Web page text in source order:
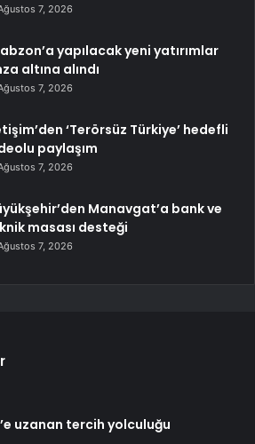
7, 2026
yapılacak yeni yatırımlar
altına alındı
7, 2026
‘Terörsüz Türkiye’ hedefli
paylaşım
7, 2026
Manavgat’a bank ve
masası desteği
7, 2026
uzanan tercih yolculuğu